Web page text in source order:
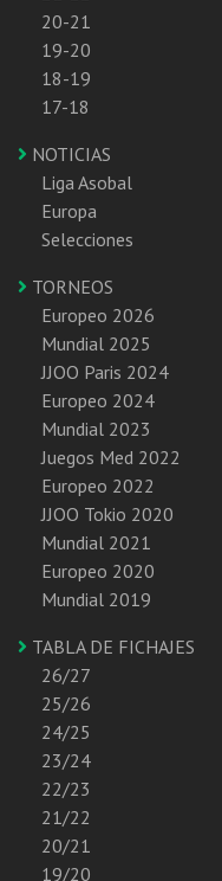
20-21
19-20
18-19
17-18
NOTICIAS
Liga Asobal
Europa
Selecciones
TORNEOS
Europeo 2026
Mundial 2025
JJOO Paris 2024
Europeo 2024
Mundial 2023
Juegos Med 2022
Europeo 2022
JJOO Tokio 2020
Mundial 2021
Europeo 2020
Mundial 2019
TABLA DE FICHAJES
26/27
25/26
24/25
23/24
22/23
21/22
20/21
19/20